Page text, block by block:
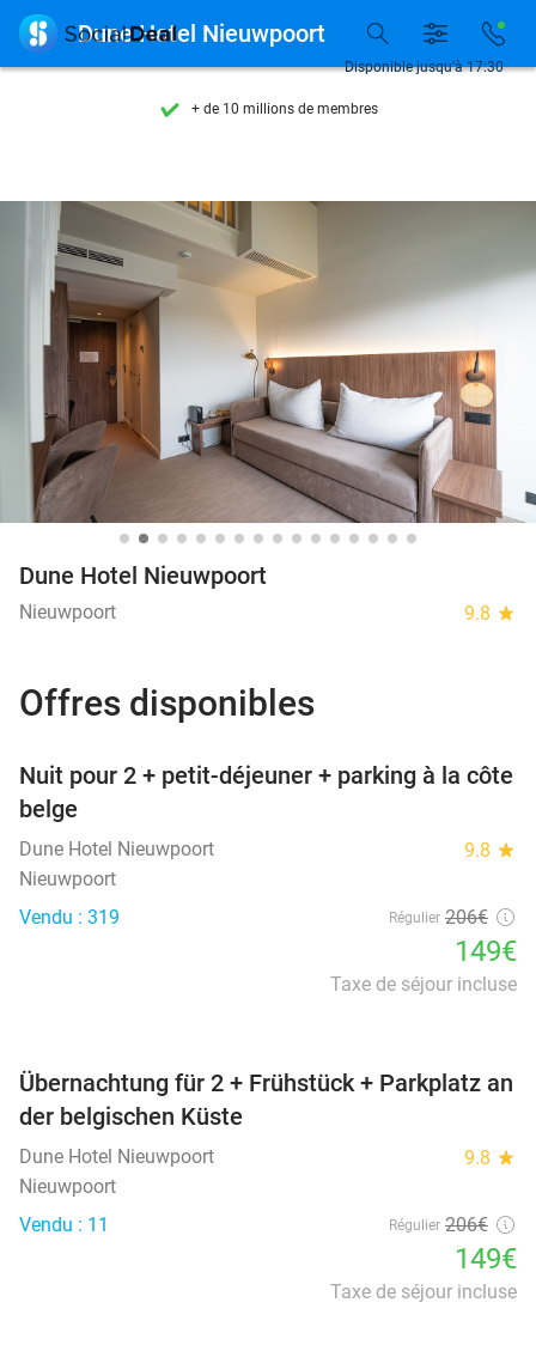
Disponible 7 jours par semaine
+ de 10 millions de membres
Disponible 7 jours par semaine
+ de 10 millions de membres
Disponible jusqu'à 17:30
 Dune Hotel Nieuwpoort
Dune Hotel Nieuwpoort
Nieuwpoort 9.8 star
Offres disponibles
Nuit pour 2 + petit-déjeuner + parking à la côte
belge
Dune Hotel Nieuwpoort 9.8 star
Nieuwpoort
Vendu : 319
Régulier 206€
149€
Taxe de séjour incluse
Übernachtung für 2 + Frühstück + Parkplatz an
der belgischen Küste
Dune Hotel Nieuwpoort 9.8 star
Nieuwpoort
Vendu : 11
Régulier 206€
149€
Taxe de séjour incluse